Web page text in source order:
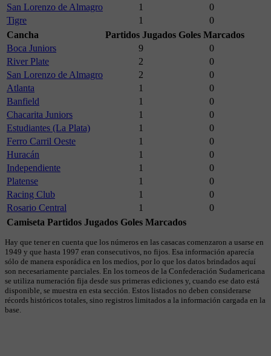
San Lorenzo de Almagro
1
0
Tigre
1
0
Cancha
Partidos Jugados Goles Marcados
Boca Juniors
9
0
River Plate
2
0
San Lorenzo de Almagro
2
0
Atlanta
1
0
Banfield
1
0
Chacarita Juniors
1
0
Estudiantes (La Plata)
1
0
Ferro Carril Oeste
1
0
Huracán
1
0
Independiente
1
0
Platense
1
0
Racing Club
1
0
Rosario Central
1
0
Camiseta Partidos Jugados Goles Marcados
Hay que tener en cuenta que los números en las casacas comenzaron a usarse en
1949 y que hasta 1997 eran consecutivos, no fijos. Esa información aparecía
sólo de manera esporádica en los medios, por lo que los datos brindados aquí
son necesariamente parciales. En los torneos de la Confederación Sudamericana
se utiliza numeración fija desde sus primeras ediciones y, cuando ese dato está
disponible, se muestra en esta sección. Estos listados no deben considerarse
récords históricos totales, sino registros limitados a la información cargada en la
base.